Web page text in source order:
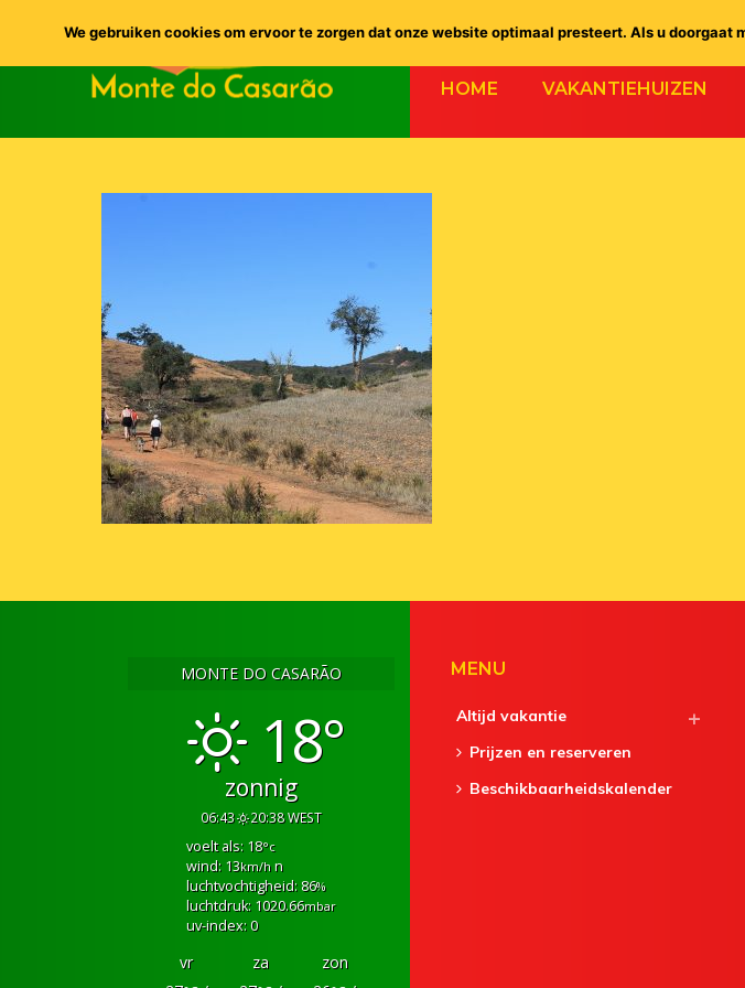
HOME VAKANTIEHUIZEN
MONTE DO CASARÃO
18°
zonnig
06:43 20:38 WEST
voelt als: 18°c
wind: 13km/h n
luchtvochtigheid: 86%
luchtdruk: 1020.66mbar
uv-index: 0
vr za
zon
MENU
Altijd vakantie
Prijzen en reserveren
Beschikbaarheidskalender
We gebruiken cookies om ervoor te zorgen dat onze website optimaal presteert. Als u